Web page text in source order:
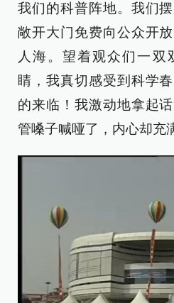
我们的科普阵地。我们
敞开大门免费向公众开
人海。望着观众们一双
睛，我真切感受到科学
的来临！我激动地拿起
管嗓子喊哑了，内心却充